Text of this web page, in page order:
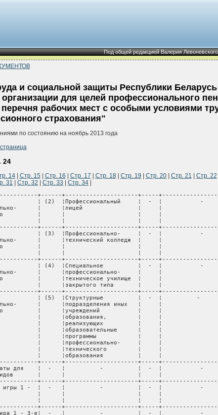
Под общей редакцией Валерия Левоневского
и социальной защиты Республики
для целей профессионального
рабочих мест с особыми условиями
страхования"
по состоянию на ноябрь 2013 года
24
14| Стр. 15| Стр. 16 Стр. 17 Стр. 18| Стр. 19 Стр. 20| Стр. 21 Стр. 22
31 Стр. 32 Стр. 33 Стр. 34
+------+----------------------+------+---------------------+-----+-----------------------+--------------+----------+
¦2/8/2/-/6/-/-     ¦ 2.8  ¦   2   ¦Педагогические¦   -   ¦          -          ¦  6   ¦Дома-интернаты для    ¦  -   ¦          -          ¦  -  ¦           -           ¦  01.01.2009  ¦          ¦
¦                  ¦      ¦       ¦работники     ¦       ¦                     ¦      ¦детей-инвалидов       ¦      ¦                     ¦     ¦                       ¦              ¦          ¦
+------------------+------+-------+--------------+-------+---------------------+------+----------------------+------+---------------------+-----+-----------------------+--------------+----------+
¦2/9/1/-/(1)/-/-   ¦ 2.9  ¦   1   ¦Достижения в  ¦   -   ¦          -          ¦ (1)  ¦Олимпийские игры 1 -  ¦  -   ¦          -          ¦  -  ¦           -           ¦  01.01.2009  ¦          ¦
¦                  ¦      ¦       ¦олимпийских   ¦       ¦                     ¦      ¦6-е место             ¦      ¦                     ¦     ¦                       ¦              ¦          ¦
¦                  ¦      ¦       ¦видах спорта  ¦       ¦                     ¦      ¦                      ¦      ¦                     ¦     ¦                       ¦              ¦          ¦
+------------------+------+-------+--------------+-------+---------------------+------+----------------------+------+---------------------+-----+-----------------------+--------------+----------+
¦2/9/1/-/(2)/-/-   ¦ 2.9  ¦   1   ¦Достижения в  ¦   -   ¦          -          ¦ (2)  ¦Чемпионат мира 1 - 3-е¦  -   ¦          -          ¦  -  ¦           -           ¦  01.01.2009  ¦          ¦
¦                  ¦      ¦       ¦олимпийских   ¦       ¦                     ¦      ¦место                 ¦      ¦                     ¦     ¦                       ¦              ¦          ¦
¦                  ¦      ¦       ¦видах спорта  ¦       ¦                     ¦      ¦                      ¦      ¦                     ¦     ¦                       ¦              ¦          ¦
+------------------+------+-------+--------------+-------+---------------------+------+----------------------+------+---------------------+-----+-----------------------+--------------+----------+
¦2/9/1/-/(3)/-/-   ¦ 2.9  ¦   1   ¦Достижения в  ¦   -   ¦          -          ¦ (3)  ¦Чемпионат Европы 1-е  ¦  -   ¦          -          ¦  -  ¦           -           ¦  01.01.2009  ¦          ¦
¦                  ¦      ¦       ¦олимпийских   ¦       ¦                     ¦      ¦место либо 2-е и (или)¦      ¦                     ¦     ¦                       ¦              ¦          ¦
¦                  ¦      ¦       ¦видах спорта  ¦       ¦                     ¦      ¦3-е место дважды в    ¦      ¦                     ¦     ¦                       ¦              ¦          ¦
¦                  ¦      ¦       ¦              ¦       ¦                     ¦      ¦течение четырех лет   ¦      ¦                     ¦     ¦